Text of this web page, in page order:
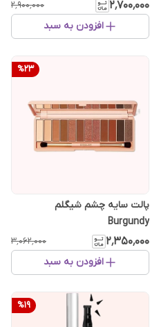
۲٬۷۰۰٬۰۰۰ ۲٬۹۰۰٬۰۰۰
افزودن به سبد
%23
پالت سایه چشم شیگلم
Burgundy
۲٬۳۵۰٬۰۰۰ ۳٬۰۶۲٬۰۰۰
افزودن به سبد
%19